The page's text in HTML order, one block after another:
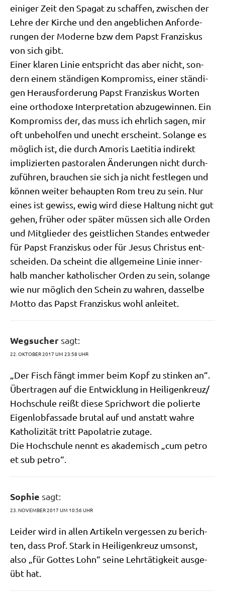
eini­ger Zeit den Spa­gat zu schaf­fen, zwi­schen der
Leh­re der Kir­che und den angeb­li­chen Anfor­de­
run­gen der Moder­ne bzw dem Papst Fran­zis­kus
von sich gibt.
Einer kla­ren Linie ent­spricht das aber nicht, son­
dern einem stän­di­gen Kom­pro­miss, einer stän­di­
gen Her­aus­for­de­rung Papst Fran­zis­kus Wor­ten
eine ortho­do­xe Inter­pre­ta­ti­on abzu­ge­win­nen. Ein
Kom­pro­miss der, das muss ich ehr­lich sagen, mir
oft unbe­hol­fen und unecht erscheint. Solan­ge es
mög­lich ist, die durch Amo­ris Lae­ti­tia indi­rekt
impli­zier­ten pasto­ra­len Ände­run­gen nicht durch­
zu­füh­ren, brau­chen sie sich ja nicht fest­le­gen und
kön­nen wei­ter behaup­ten Rom treu zu sein. Nur
eines ist gewiss, ewig wird die­se Hal­tung nicht gut
gehen, frü­her oder spä­ter müs­sen sich alle Orden
und Mit­glie­der des geist­li­chen Stan­des ent­we­der
für Papst Fran­zis­kus oder für Jesus Chri­stus ent­
schei­den. Da scheint die all­ge­mei­ne Linie inner­
halb man­cher katho­li­scher Orden zu sein, solan­ge
wie nur mög­lich den Schein zu wah­ren, das­sel­be
Mot­to das Papst Fran­zis­kus wohl anleitet.
Wegsucher sagt:
22. OKTOBER 2017 UM 23:58 UHR
„Der Fisch fängt immer beim Kopf zu stin­ken an“.
Über­tra­gen auf die Ent­wick­lung in Heiligenkreuz/​
Hochschule reißt die­se Sprich­wort die polier­te
Eigen­lob­fas­sa­de bru­tal auf und anstatt wah­re
Katho­li­zi­tät tritt Papo­la­trie zutage.
Die Hoch­schu­le nennt es aka­de­misch „cum petro
et sub petro“.
Sophie sagt:
23. NOVEMBER 2017 UM 10:56 UHR
Lei­der wird in allen Arti­keln ver­ges­sen zu berich­
ten, dass Prof. Stark in Hei­li­gen­kreuz umsonst,
also „für Got­tes Lohn“ sei­ne Lehr­tä­tig­keit aus­ge­
übt hat.